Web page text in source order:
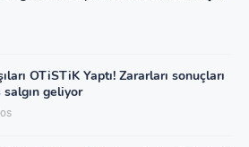
OTiSTiK Yaptı! Zararları sonuçları
salgın geliyor